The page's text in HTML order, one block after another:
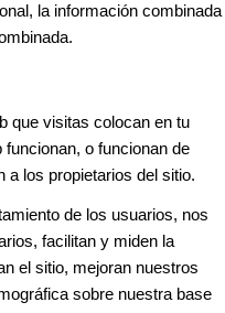
la información combinada
que visitas colocan en tu
o funcionan de
a los propietarios del sitio.
de los usuarios, nos
facilitan y miden la
el sitio, mejoran nuestros
sobre nuestra base